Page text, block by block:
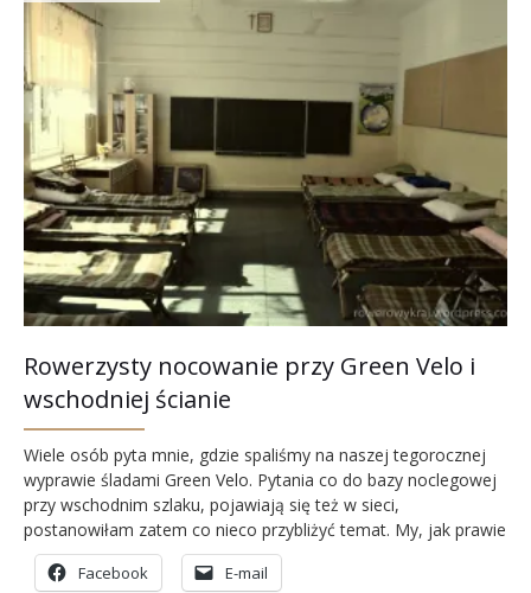
Rowerzysty nocowanie przy Green Velo i
wschodniej ścianie
Wiele osób pyta mnie, gdzie spaliśmy na naszej tegorocznej
wyprawie śladami Green Velo. Pytania co do bazy noclegowej
przy wschodnim szlaku, pojawiają się też w sieci,
postanowiłam zatem co nieco przybliżyć temat. My, jak prawie
zawsze na nasze rowerowe wojaże, niespecjalnie
przygotowywaliśmy się w kwestii noclegowej. Nie
Facebook E-mail